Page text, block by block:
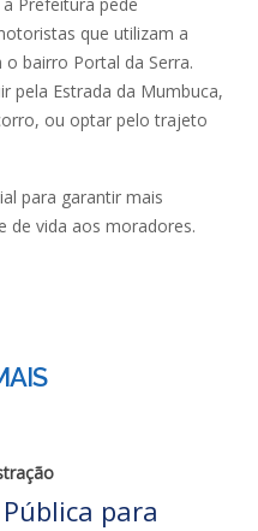
que utilizam a
bairro Portal da Serra.
pela Estrada da Mumbuca,
ou optar pelo trajeto
para garantir mais
de vida aos moradores.
para